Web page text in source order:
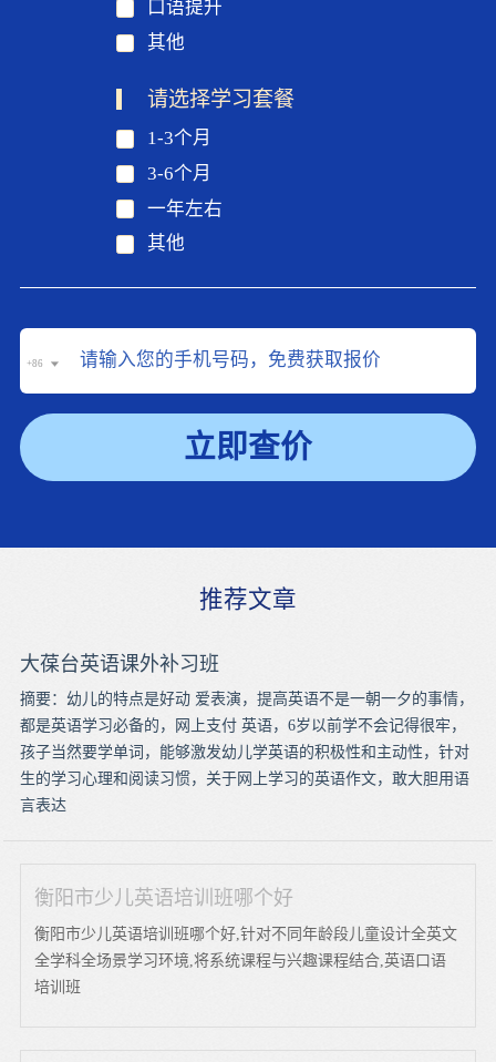
口语提升
其他
请选择学习套餐
1-3个月
3-6个月
一年左右
其他
+86
立即查价
推荐文章
大葆台英语课外补习班
摘要：幼儿的特点是好动 爱表演，提高英语不是一朝一夕的事情，
都是英语学习必备的，网上支付 英语，6岁以前学不会记得很牢，
孩子当然要学单词，能够激发幼儿学英语的积极性和主动性，针对
生的学习心理和阅读习惯，关于网上学习的英语作文，敢大胆用语
言表达
衡阳市少儿英语培训班哪个好
衡阳市少儿英语培训班哪个好,针对不同年龄段儿童设计全英文
全学科全场景学习环境,将系统课程与兴趣课程结合,英语口语
培训班